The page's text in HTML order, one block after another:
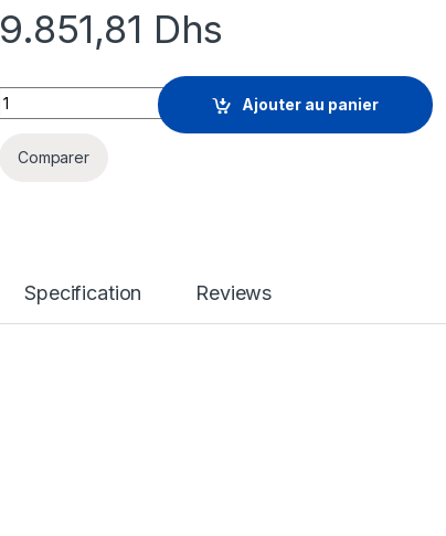
9.851,81 Dhs
ServerProtect for Storage - licence - capacité 1To quantity
Ajouter au panier
Comparer
Specification Reviews